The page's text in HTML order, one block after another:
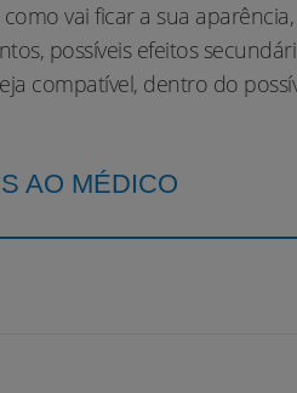
vai ficar a sua
possíveis efeitos
compatível, dentro do
AO MÉDICO